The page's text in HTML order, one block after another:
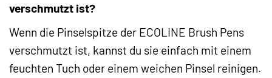
verschmutzt ist?
Wenn die Pinselspitze der ECOLINE Brush Pens
verschmutzt ist, kannst du sie einfach mit einem
feuchten Tuch oder einem weichen Pinsel reinigen.